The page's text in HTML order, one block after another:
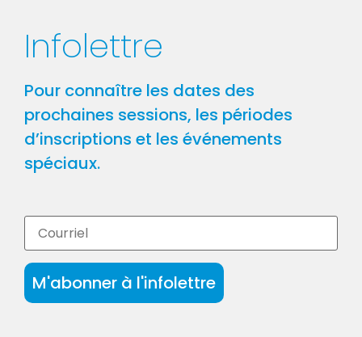
Infolettre
Pour connaître les dates des
prochaines sessions, les périodes
d’inscriptions et les événements
spéciaux.